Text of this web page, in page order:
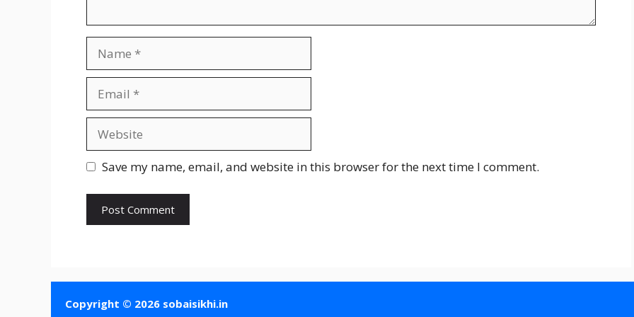
Save my name, email, and website in this browser for the next time I comment.
Copyright © 2026 sobaisikhi.in